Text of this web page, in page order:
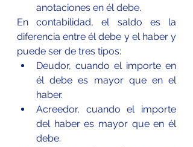
anotaciones en él debe.
En contabilidad, el saldo es la
diferencia entre él debe y el haber y
puede ser de tres tipos:
Deudor, cuando el importe en
él debe es mayor que en el
haber.
Acreedor, cuando el importe
del haber es mayor que en él
debe.